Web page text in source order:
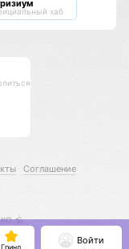
хаб
Соглашение
КО 🕉️
Гринд
Войти